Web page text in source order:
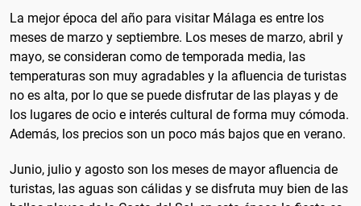
La mejor época del año para visitar Málaga es entre los
meses de marzo y septiembre. Los meses de marzo, abril y
mayo, se consideran como de temporada media, las
temperaturas son muy agradables y la afluencia de turistas
no es alta, por lo que se puede disfrutar de las playas y de
los lugares de ocio e interés cultural de forma muy cómoda.
Además, los precios son un poco más bajos que en verano.
Junio, julio y agosto son los meses de mayor afluencia de
turistas, las aguas son cálidas y se disfruta muy bien de las